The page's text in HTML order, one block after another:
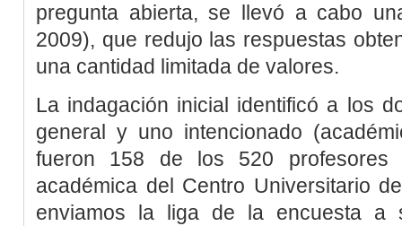
pregunta abierta, se llevó a cabo
2009), que redujo las respuestas
una cantidad limitada de valores.
La indagación inicial identificó a los
general y uno intencionado
fueron 158 de los 520 profesores
académica del Centro Universitario
enviamos la liga de la encuesta a